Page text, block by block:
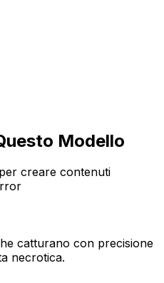
Modello
creare contenuti
catturano con precisione
necrotica.